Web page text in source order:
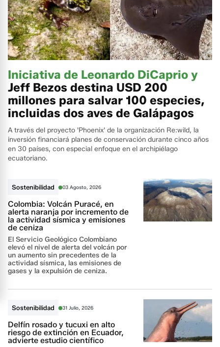
Iniciativa de Leonardo DiCaprio y
Jeff Bezos destina USD 200
millones para salvar 100 especies,
incluidas dos aves de Galápagos
A través del proyecto 'Phoenix' de la organización Re:wild, la
inversión financiará planes de conservación durante cinco años
en 30 países, con especial enfoque en el archipiélago
ecuatoriano.
Sostenibilidad 03 Agosto, 2026
Colombia: Volcán Puracé, en
alerta naranja por incremento de
la actividad sísmica y emisiones
de ceniza
El Servicio Geológico Colombiano
elevó el nivel de alerta del volcán por
un aumento sin precedentes de la
actividad sísmica, las emisiones de
gases y la expulsión de ceniza.
Sostenibilidad 31 Julio, 2026
Delfín rosado y tucuxi en alto
riesgo de extinción en Ecuador,
advierte estudio científico